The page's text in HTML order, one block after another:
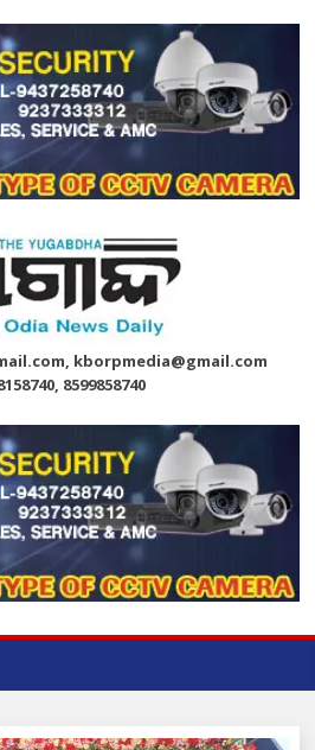
kborpmedia@gmail.com
8599858740